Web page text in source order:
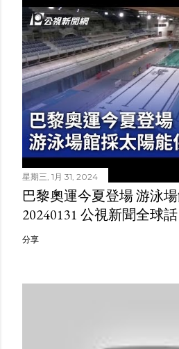
星期三, 1月 31, 2024
巴黎奧運今夏登場 游泳
20240131 公視新聞全球話
分享